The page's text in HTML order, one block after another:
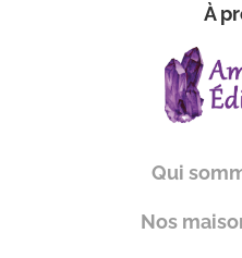
À
Qui
Nos